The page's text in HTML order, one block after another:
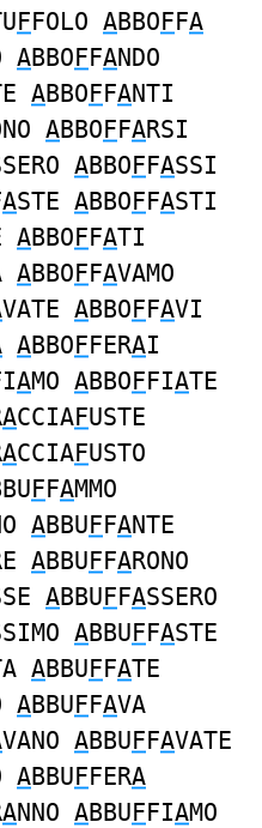
FFOLO ABBOFFA
ABBOFFANDO
ABBOFFANTI
ABBOFFARSI
ABBOFFASSI
ASTE ABBOFFASTI
ABBOFFATI
ABBOFFAVAMO
VATE ABBOFFAVI
ABBOFFERAI
AMO ABBOFFIATE
ACCIAFUSTE
ACCIAFUSTO
FFAMMO
ABBUFFANTE
ABBUFFARONO
ABBUFFASSERO
ABBUFFASTE
ABBUFFATE
ABBUFFAVA
VANO ABBUFFAVATE
ABBUFFERA
ANNO ABBUFFIAMO